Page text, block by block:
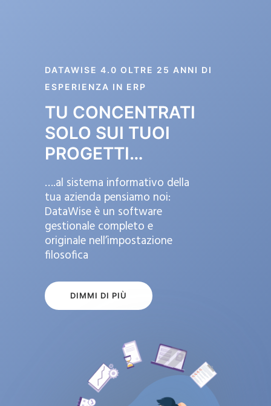
DATAWISE 4.0 OLTRE 25 ANNI DI
ESPERIENZA IN ERP
TU CONCENTRATI
SOLO SUI TUOI
PROGETTI…
….al sistema informativo della
tua azienda pensiamo noi:
DataWise è un software
gestionale completo e
originale nell’impostazione
filosofica
DIMMI DI PIÙ